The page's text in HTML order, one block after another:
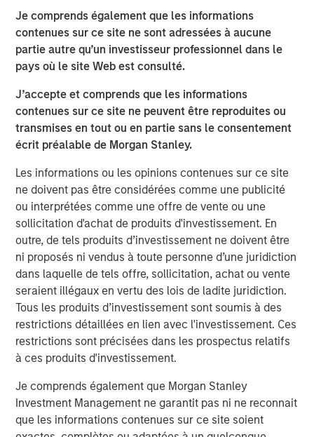
Je comprends également que les informations
contenues sur ce site ne sont adressées à aucune
partie autre qu’un investisseur professionnel dans le
pays où le site Web est consulté.
J’accepte et comprends que les informations
contenues sur ce site ne peuvent être reproduites ou
transmises en tout ou en partie sans le consentement
écrit préalable de Morgan Stanley.
Les informations ou les opinions contenues sur ce site
ne doivent pas être considérées comme une publicité
ou interprétées comme une offre de vente ou une
sollicitation d'achat de produits d'investissement. En
outre, de tels produits d’investissement ne doivent être
ni proposés ni vendus à toute personne d’une juridiction
dans laquelle de tels offre, sollicitation, achat ou vente
seraient illégaux en vertu des lois de ladite juridiction.
Tous les produits d’investissement sont soumis à des
restrictions détaillées en lien avec l'investissement. Ces
restrictions sont précisées dans les prospectus relatifs
à ces produits d'investissement.
Je comprends également que Morgan Stanley
Investment Management ne garantit pas ni ne reconnait
que les informations contenues sur ce site soient
said Brian Engle, EVP of Operations for Brightview Senior
Living.
According to John Burns Research and Consulting, nearly
all 69 million baby boomers will reach 70 or older by
2033. This cohort’s wealth accumulation from the
appreciation in equities and housing in recent years is
expected to increase demand for quality senior living
with care options, such as assisted living and nursing
facilities.
Funds managed by MSREI have been actively investing in
senior housing since the sector was dislocated during the
COVID-19 pandemic and today have an ownership
interest in approximately 30 senior living communities
across the United States with nearly 3,000 independent
living, assisted living and memory care units.
JLL Capital Markets advised the sellers on the transaction
and secured Freddie Mac acquisition financing for MSREI.
About Brightview
Brightview Senior Living builds, owns, and operates over
45 award-winning vibrant senior living communities in
eight states along the East Coast: Connecticut, Maryland,
Massachusetts, New Jersey, New York, Pennsylvania,